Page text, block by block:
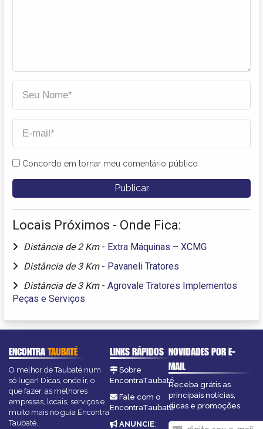
Concordo em tornar meu comentário público
Locais Próximos - Onde Fica:
Distância de 2 Km - Extra Máquinas – XCMG
Distância de 3 Km - Pavaneli Tratores
Distância de 3 Km - Agrovale Tratores Implementos
Peças e Serviços
ENCONTRATAUBATÉ
O melhor de Taubaté num
só lugar! Dicas, onde ir, o
que fazer, as melhores
empresas, locais, serviços e
muito mais no guia Encontra
Taubaté.
LINKS RÁPIDOS
Sobre
EncontraTaubaté
Fale com o
EncontraTaubaté
ANUNCIE:
NOVIDADES POR E-
MAIL
Receba grátis as
principais notícias,
dicas e promoções